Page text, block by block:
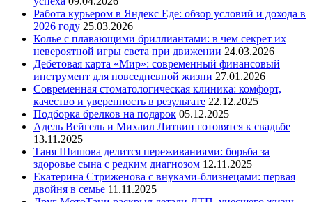
Работа курьером в Яндекс Еде: обзор условий и дохода в
2026 году 25.03.2026
Колье с плавающими бриллиантами: в чем секрет их
невероятной игры света при движении 24.03.2026
Дебетовая карта «Мир»: современный финансовый
инструмент для повседневной жизни 27.01.2026
Современная стоматологическая клиника: комфорт,
качество и уверенность в результате 22.12.2025
Подборка брелков на подарок 05.12.2025
Адель Вейгель и Михаил Литвин готовятся к свадьбе
13.11.2025
Таня Шишова делится переживаниями: борьба за
здоровье сына с редким диагнозом 12.11.2025
Екатерина Стриженова с внуками-близнецами: первая
двойня в семье 11.11.2025